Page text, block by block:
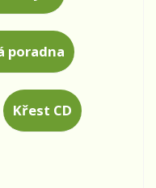
poradna
Křest CD